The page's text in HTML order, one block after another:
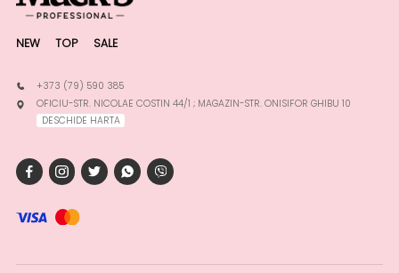
NEW TOP SALE
+373 (79) 590 385
OFICIU-STR. NICOLAE COSTIN 44/1 ; MAGAZIN-STR. ONISIFOR GHIBU 10
DESCHIDE HARTA